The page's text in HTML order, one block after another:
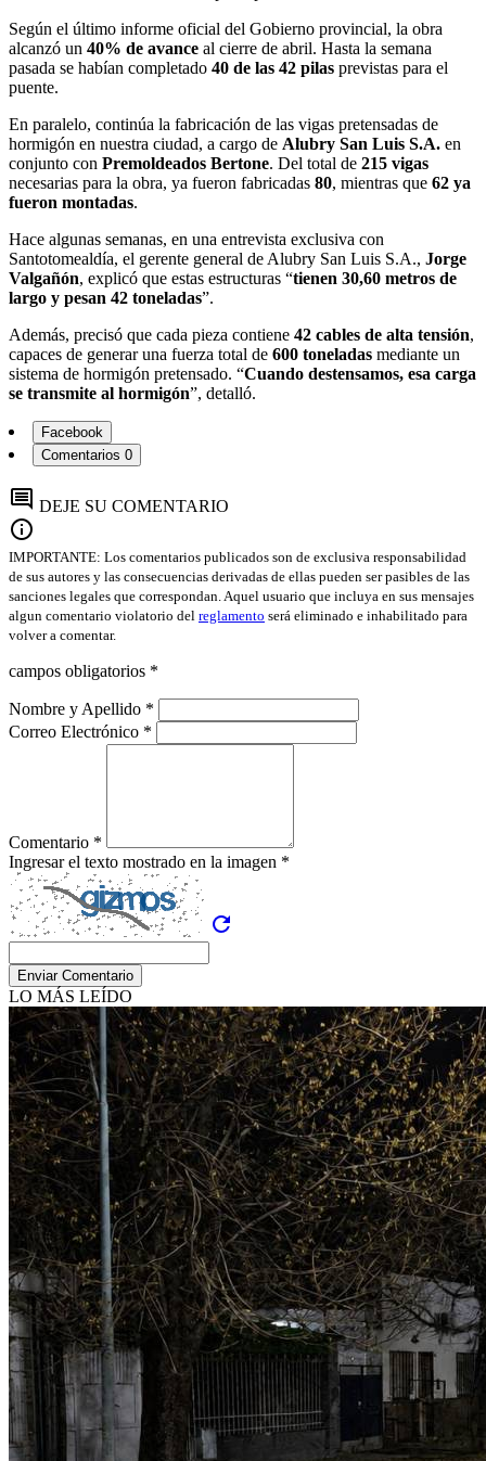
Según el último informe oficial del Gobierno provincial, la obra
alcanzó un 40% de avance al cierre de abril. Hasta la semana
pasada se habían completado 40 de las 42 pilas previstas para el
puente.
En paralelo, continúa la fabricación de las vigas pretensadas de
hormigón en nuestra ciudad, a cargo de Alubry San Luis S.A. en
conjunto con Premoldeados Bertone. Del total de 215 vigas
necesarias para la obra, ya fueron fabricadas 80, mientras que 62 ya
fueron montadas.
Hace algunas semanas, en una entrevista exclusiva con
Santotomealdía, el gerente general de Alubry San Luis S.A., Jorge
Valgañón, explicó que estas estructuras “tienen 30,60 metros de
largo y pesan 42 toneladas”.
Además, precisó que cada pieza contiene 42 cables de alta tensión,
capaces de generar una fuerza total de 600 toneladas mediante un
sistema de hormigón pretensado. “Cuando destensamos, esa carga
se transmite al hormigón”, detalló.
Facebook
Comentarios 0
comment DEJE SU COMENTARIO
info
IMPORTANTE: Los comentarios publicados son de exclusiva responsabilidad
de sus autores y las consecuencias derivadas de ellas pueden ser pasibles de las
sanciones legales que correspondan. Aquel usuario que incluya en sus mensajes
algun comentario violatorio del reglamento será eliminado e inhabilitado para
volver a comentar.
campos obligatorios *
Nombre y Apellido *
Correo Electrónico *
Comentario *
Ingresar el texto mostrado en la imagen *
refresh
Enviar Comentario
LO MÁS LEÍDO